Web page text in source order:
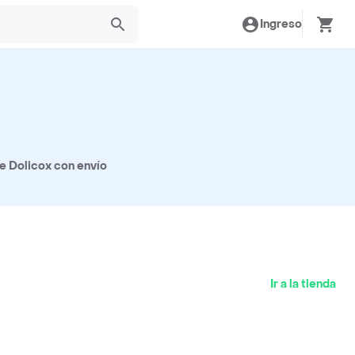
Ingreso
Dolicox con envío
Ir a la tienda